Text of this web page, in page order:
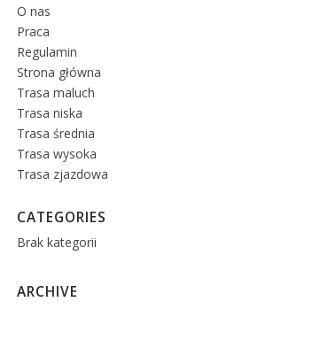
O nas
Praca
Regulamin
Strona główna
Trasa maluch
Trasa niska
Trasa średnia
Trasa wysoka
Trasa zjazdowa
CATEGORIES
Brak kategorii
ARCHIVE